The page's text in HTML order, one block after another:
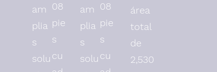
am
plia
s
solu
08
pie
s
cu
am
plia
s
solu
08
pie
s
cu
área
total
de
2,530